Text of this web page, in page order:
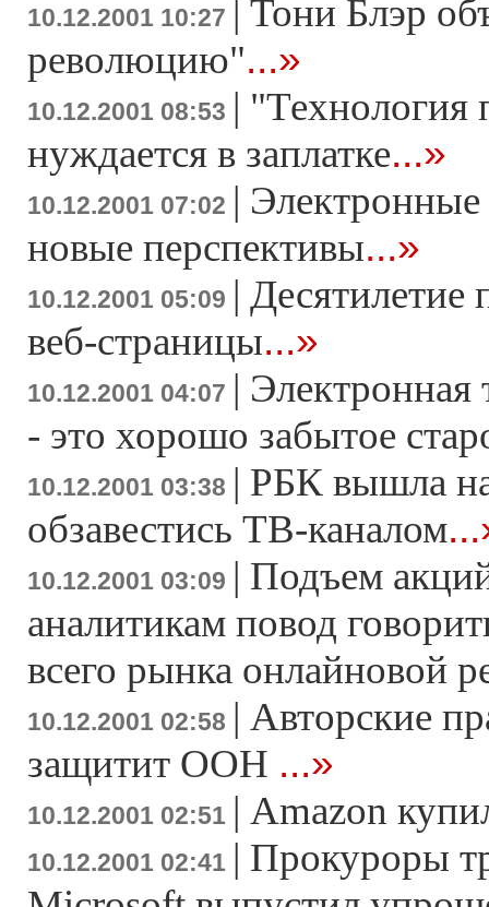
10.12.2001 10:27 | Тони Блэр
революцию"...»
10.12.2001 08:53 | "Технология
нуждается в заплатке...»
10.12.2001 07:02 |
новые перспективы...»
10.12.2001 05:09 | Десятилетие
веб-страницы...»
10.12.2001 04:07 | Электронная
- это хорошо забытое
10.12.2001 03:38 | РБК вышла
обзавестись ТВ-каналом
10.12.2001 03:09 | Подъем
аналитикам повод
всего рынка онлайновой
10.12.2001 02:58 | Авторские
защитит ООН ...»
10.12.2001 02:51 | Amazon
10.12.2001 02:41 | Прокуроры